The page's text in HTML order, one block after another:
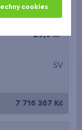
7 700 680 Kč
29,9 m
SV
7 716 367 Kč
cookies